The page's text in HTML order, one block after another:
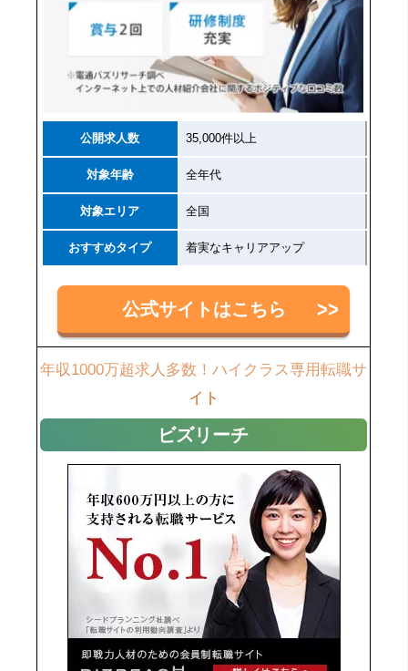
公開求人数 35,000件以上
対象年齢 全年代
対象エリア 全国
おすすめタイプ 着実なキャリアアップ
公式サイトはこちら
年収1000万超求人多数！ハイクラス専用転職サ
イト
ビズリーチ